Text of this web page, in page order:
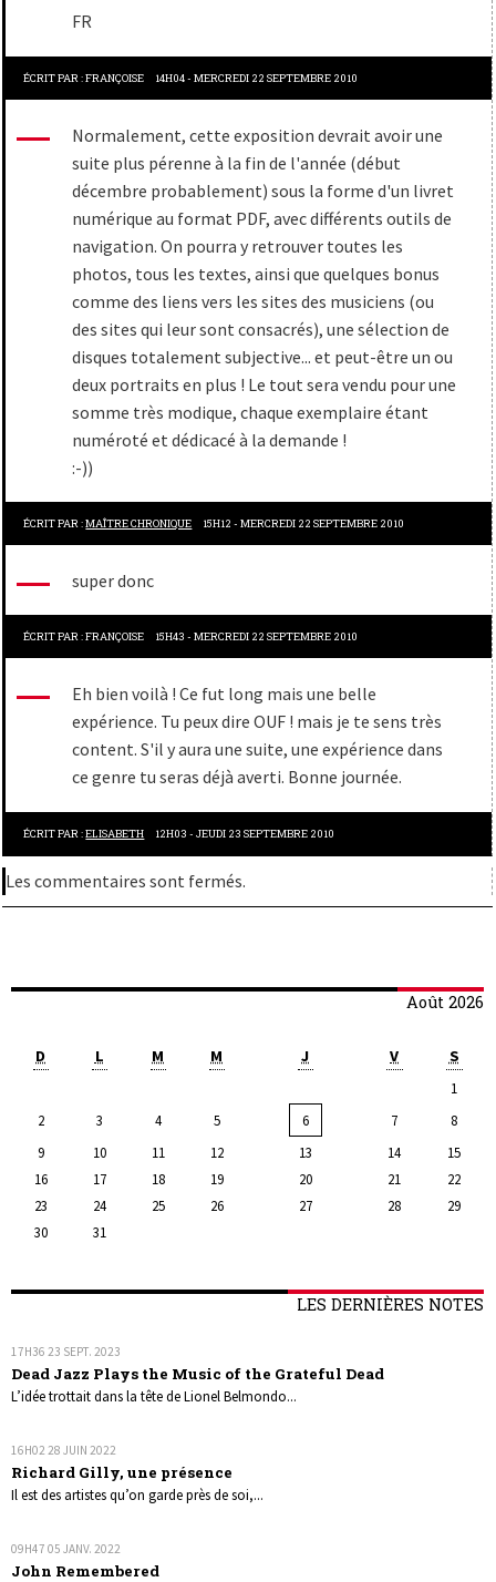
Août 2026
D L M M J V S
1
2
3 4 5 6 7
8
9
10 11 12 13 14
15
16
17 18 19 20 21
22
23
24 25 26 27 28
29
30
31
LES DERNIÈRES NOTES
17H36 23 SEPT. 2023
Dead Jazz Plays the Music of the Grateful Dead
L’idée trottait dans la tête de Lionel Belmondo...
16H02 28 JUIN 2022
Richard Gilly, une présence
Il est des artistes qu’on garde près de soi,...
09H47 05 JANV. 2022
John Remembered
FR
ÉCRIT PAR :FRANÇOISE 14H04-MERCREDI 22 SEPTEMBRE 2010
Normalement, cette exposition devrait avoir une
suite plus pérenne à la fin de l'année (début
décembre probablement) sous la forme d'un livret
numérique au format PDF, avec différents outils de
navigation. On pourra y retrouver toutes les
photos, tous les textes, ainsi que quelques bonus
comme des liens vers les sites des musiciens (ou
des sites qui leur sont consacrés), une sélection de
disques totalement subjective... et peut-être un ou
deux portraits en plus ! Le tout sera vendu pour une
somme très modique, chaque exemplaire étant
numéroté et dédicacé à la demande !
:-))
ÉCRIT PAR :MAÎTRE CHRONIQUE 15H12 -MERCREDI 22 SEPTEMBRE 2010
super donc
ÉCRIT PAR :FRANÇOISE 15H43 -MERCREDI 22 SEPTEMBRE 2010
Eh bien voilà ! Ce fut long mais une belle
expérience. Tu peux dire OUF ! mais je te sens très
content. S'il y aura une suite, une expérience dans
ce genre tu seras déjà averti. Bonne journée.
ÉCRIT PAR :ELISABETH 12H03 -JEUDI 23 SEPTEMBRE 2010
Les commentaires sont fermés.